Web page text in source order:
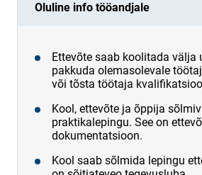
Oluline info tööandjale
Ettevõte saab koolitada välja
pakkuda olemasolevale
või tõsta töötaja
Kool, ettevõte ja õppija
praktikalepingu. See on
dokumentatsioon.
Kool saab sõlmida lepingu